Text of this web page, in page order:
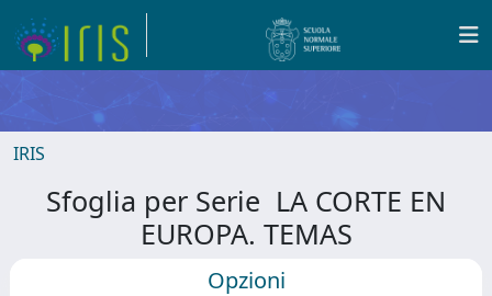
IRIS
Sfoglia per Serie LA CORTE EN
EUROPA. TEMAS
Opzioni